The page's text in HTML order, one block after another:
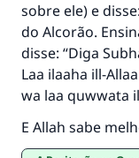
sobre ele) e
do Alcorão.
disse: “Diga
Laa ilaaha ill-
wa laa quwwata
E Allah sabe